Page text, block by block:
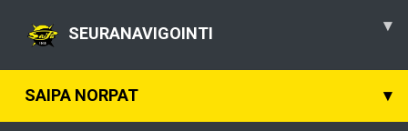
SEURANAVIGOINTI ▾
SAIPA NORPAT ▾